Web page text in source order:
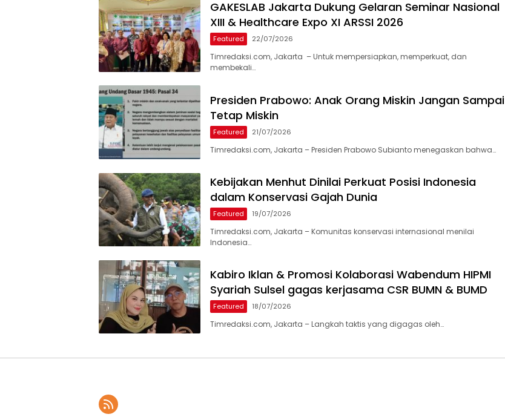
GAKESLAB Jakarta Dukung Gelaran Seminar Nasional
XIII & Healthcare Expo XI ARSSI 2026
Featured 22/07/2026
Timredaksi.com, Jakarta – Untuk mempersiapkan, memperkuat, dan
membekali…
Presiden Prabowo: Anak Orang Miskin Jangan Sampai
Tetap Miskin
Featured 21/07/2026
Timredaksi.com, Jakarta – Presiden Prabowo Subianto menegaskan bahwa…
Kebijakan Menhut Dinilai Perkuat Posisi Indonesia
dalam Konservasi Gajah Dunia
Featured 19/07/2026
Timredaksi.com, Jakarta – Komunitas konservasi internasional menilai
Indonesia…
Kabiro Iklan & Promosi Kolaborasi Wabendum HIPMI
Syariah Sulsel gagas kerjasama CSR BUMN & BUMD
Featured 18/07/2026
Timredaksi.com, Jakarta – Langkah taktis yang digagas oleh…